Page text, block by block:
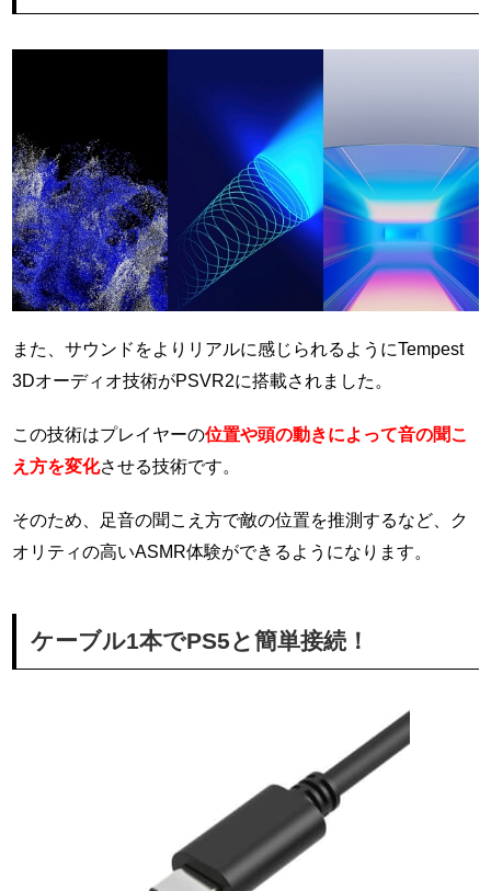
また、サウンドをよりリアルに感じられるようにTempest
3Dオーディオ技術がPSVR2に搭載されました。
この技術はプレイヤーの位置や頭の動きによって音の聞こ
え方を変化させる技術です。
そのため、足音の聞こえ方で敵の位置を推測するなど、ク
オリティの高いASMR体験ができるようになります。
ケーブル1本でPS5と簡単接続！